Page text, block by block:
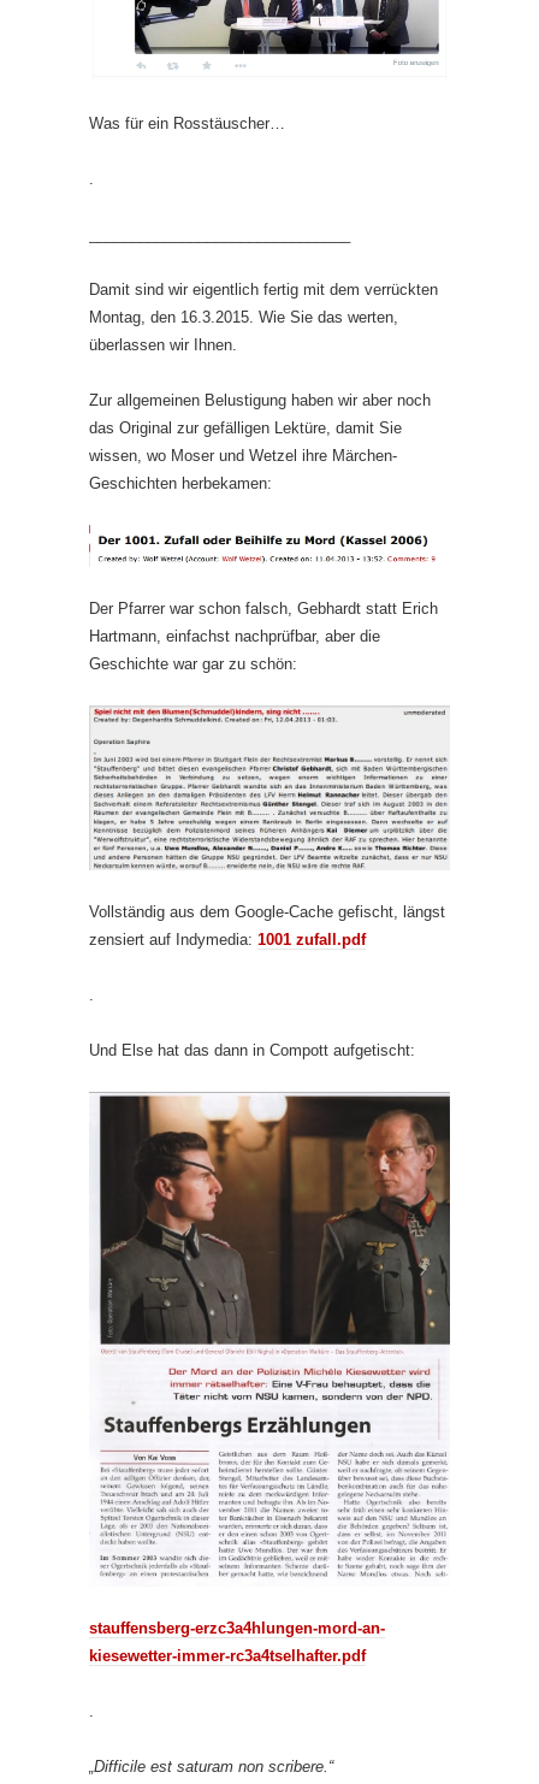
Was für ein Rosstäuscher…
Damit sind wir eigentlich fertig mit dem verrückten
Montag, den 16.3.2015. Wie Sie das werten,
überlassen wir Ihnen.
Zur allgemeinen Belustigung haben wir aber noch
das Original zur gefälligen Lektüre, damit Sie
wissen, wo Moser und Wetzel ihre Märchen-
Geschichten herbekamen:
Der Pfarrer war schon falsch, Gebhardt statt Erich
Hartmann, einfachst nachprüfbar, aber die
Geschichte war gar zu schön:
Vollständig aus dem Google-Cache gefischt, längst
zensiert auf Indymedia: 1001 zufall.pdf
Und Else hat das dann in Compott aufgetischt:
stauffensberg-erzc3a4hlungen-mord-an-
kiesewetter-immer-rc3a4tselhafter.pdf
.
„Difficile est saturam non scribere.“